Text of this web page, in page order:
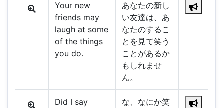
Your new
friends may
laugh at some
of the things
you do.
あなたの新し
い友達は、あ
なたのするこ
とを見て笑う
ことがあるか
もしれませ
ん。
Did I say
な、なにか笑